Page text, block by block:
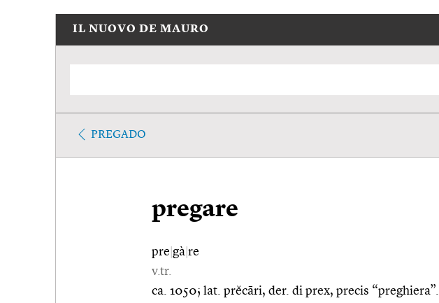
IL NUOVO DE MAURO
PREGADO
pregare
pre gà re
v.tr.
ca. 1050; lat. prĕcāri, der. di prex, precis “preghiera”.